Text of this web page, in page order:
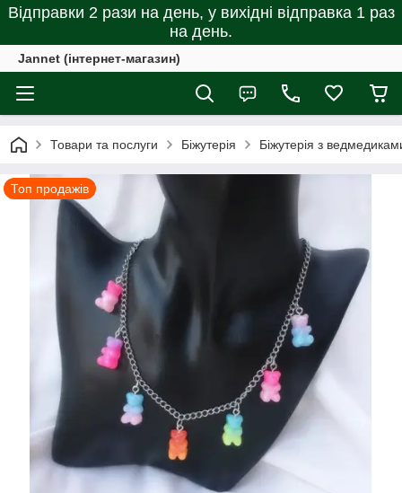
Відправки 2 рази на день, у вихідні відправка 1 раз
на день.
Jannet (інтернет-магазин)
Товари та послуги Біжутерія Біжутерія з
Топ продажів